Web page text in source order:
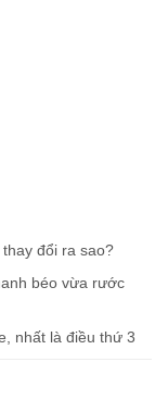
đổi ra sao?
béo vừa rước
nhất là điều thứ 3